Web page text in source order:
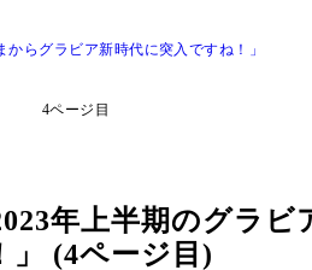
らグラビア新時代に突入ですね！」
4ページ目
年上半期のグラビ
」 (4ページ目)